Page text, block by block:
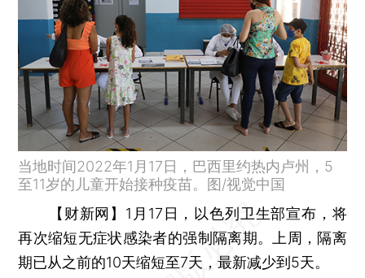
当地时间2022年1月17日，巴西里约热内卢州，5
至11岁的儿童开始接种疫苗。图/视觉中国
【财新网】 1月17日，以色列卫生部宣布，将
再次缩短无症状感染者的强制隔离期。上周，隔离
期已从之前的10天缩短至7天，最新减少到5天。